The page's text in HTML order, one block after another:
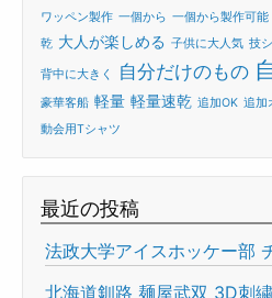
ワッペン製作 一個から 一個から製作可能
乾 大人が楽しめる 子供に大人気 技
背中に大きく 自分だけのもの
豪華客船 軽量 軽量速乾 追加OK 追加
動会用Tシャツ
最近の投稿
法政大学アイスホッケー部
北海道釧路 麺屋武双 3D刺